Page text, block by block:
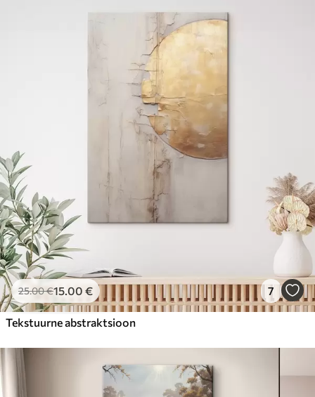
25.00€15.00 € 7
Tekstuurne abstraktsioon